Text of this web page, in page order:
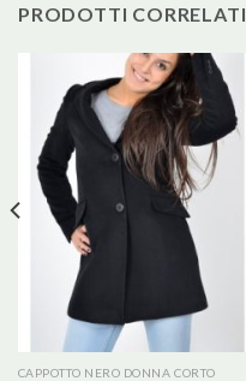
PRODOTTI CORRELATI
CAPPOTTO NERO DONNA CORTO